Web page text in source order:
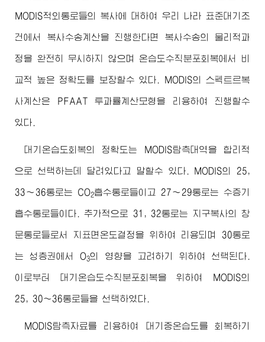
MODIS적외통로들의 복사에 대하여 우리 나라 표준대기조
건에서 복사수송계산을 진행한다면 복사수송의 물리적과
정을 완전히 무시하지 않으며 온습도수직분포회복에서 비
교적 높은 정확도를 보장할수 있다. MODIS의 스펙트르복
사계산은 PFAAT 투과률계산모형을 리용하여 진행할수
있다.
대기온습도회복의 정확도는 MODIS탐측대역을 합리적
으로 선택하는데 달려있다고 말할수 있다. MODIS의 25,
33～36통로는 CO2흡수통로들이고 27～29통로는 수증기
흡수통로들이다. 추가적으로 31, 32통로는 지구복사의 창
문통로들로서 지표면온도결정을 위하여 리용되며 30통로
는 성층권에서 O3의 영향을 고려하기 위하여 선택된다.
이로부터 대기온습도수직분포회복을 위하여 MODIS의
25, 30～36통로들을 선택하였다.
MODIS탐측자료를 리용하여 대기중온습도를 회복하기